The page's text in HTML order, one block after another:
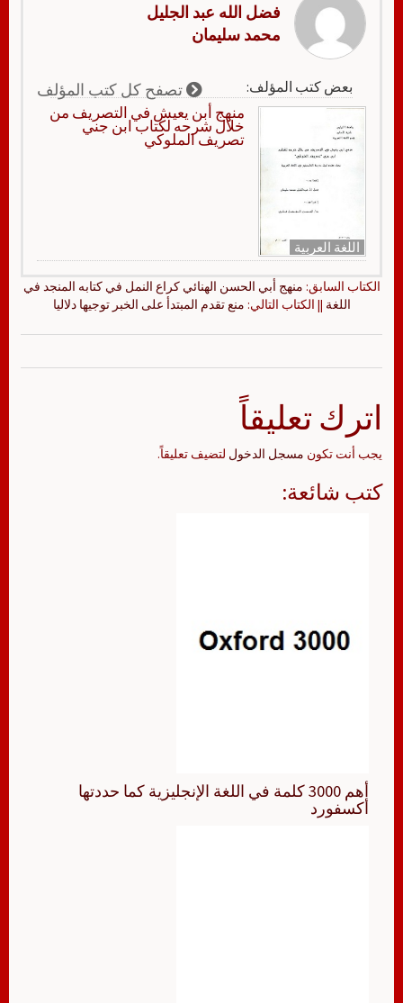
فضل الله عبد الجليل
محمد سليمان
بعض كتب المؤلف: تصفح كل كتب المؤلف
اللغة العربية
منهج أبن يعيش في التصريف من
خلال شرحه لكتاب ابن جني
تصريف الملوكي
الكتاب السابق: منهج أبي الحسن الهنائي كراع النمل في كتابه المنجد في
اللغة || الكتاب التالي: منع تقدم المبتدأ على الخبر توجيها دلاليا
اترك تعليقاً
يجب أنت تكون مسجل الدخول لتضيف تعليقاً.
كتب شائعة:
أهم 3000 كلمة في اللغة الإنجليزية كما حددتها
أكسفورد